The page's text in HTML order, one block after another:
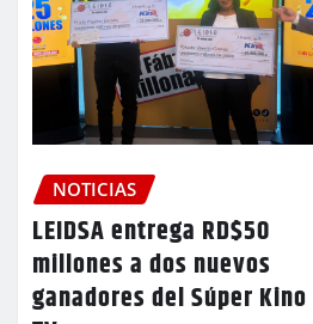
NOTICIAS
LEIDSA entrega RD$50
millones a dos nuevos
ganadores del Súper Kino